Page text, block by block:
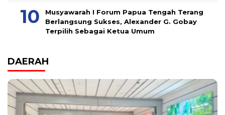
Musyawarah I Forum Papua Tengah Terang
Berlangsung Sukses, Alexander G. Gobay
Terpilih Sebagai Ketua Umum
DAERAH